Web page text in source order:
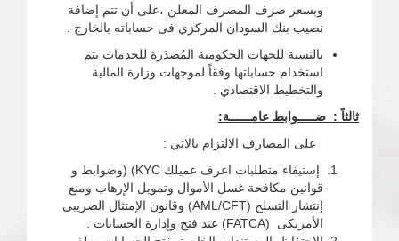
وبسعر صرف المصرف المعلن ،على أن تتم إضافة
نصيب بنك السودان المركزي فى حساباته بالخارج .
بالنسبة للجهات الحكومية المُصدَرة للخدمات يتم
استخدام حساباتها وفقاً لموجهات وزارة المالية
والتخطيط الاقتصادي .
ثالثاً : ضـــــوابط عامــــــة:
على المصارف الالتزام بالاتي :
إستيفاء متطلبات اعرف عميلك KYC) (وضوابط و
قوانين مكافحة غسل الأموال وتمويل الإرهاب ومنع
إنتشار التسلح (AML/CFT) وقانون الإمتثال الضريبى
الأمريكى (FATCA) عند فتح وإدارة الحسابات .